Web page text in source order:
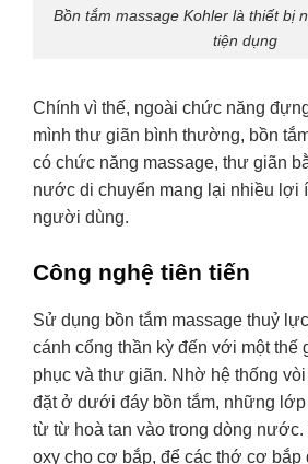
Bồn tắm massage Kohler là thiết bị
tiện dụng
Chính vì thế, ngoài chức năng
mình thư giãn bình thường, bồn
có chức năng massage, thư giãn
nước di chuyển mang lại nhiều lợi
người dùng.
Công nghệ tiên tiến
Sử dụng bồn tắm massage thuỷ
cánh cổng thần kỳ đến với một thế
phục và thư giãn. Nhờ hệ thống
đặt ở dưới đáy bồn tắm, những
từ từ hoà tan vào trong dòng
oxy cho cơ bắp, để các thớ cơ